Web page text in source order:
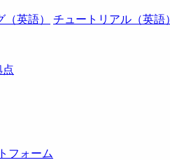
英語） チュートリアル（英語）
フォーム